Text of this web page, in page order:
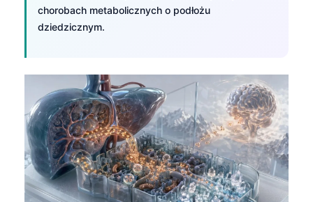
chorobach metabolicznych o podłożu
dziedzicznym.